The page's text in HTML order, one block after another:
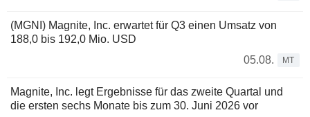
(MGNI) Magnite, Inc. erwartet für Q3 einen Umsatz von
188,0 bis 192,0 Mio. USD
05.08.
MT
Magnite, Inc. legt Ergebnisse für das zweite Quartal und
die ersten sechs Monate bis zum 30. Juni 2026 vor